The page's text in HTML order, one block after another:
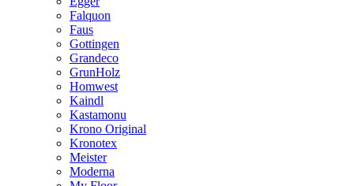
Falquon
Faus
Gottingen
Grandeco
GrunHolz
Homwest
Kaindl
Kastamonu
Krono Original
Kronotex
Meister
Moderna